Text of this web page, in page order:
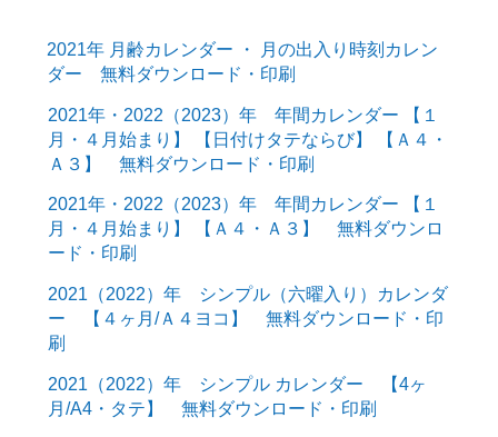
2021年 月齢カレンダー ・ 月の出入り時刻カレン
ダー 無料ダウンロード・印刷
2021年・2022（2023）年 年間カレンダー 【１
月・４月始まり】 【日付けタテならび】 【Ａ４・
Ａ３】 無料ダウンロード・印刷
2021年・2022（2023）年 年間カレンダー 【１
月・４月始まり】 【Ａ４・Ａ３】 無料ダウンロ
ード・印刷
2021（2022）年 シンプル（六曜入り）カレンダ
ー 【４ヶ月/Ａ４ヨコ】 無料ダウンロード・印
刷
2021（2022）年 シンプル カレンダー 【4ヶ
月/A4・タテ】 無料ダウンロード・印刷